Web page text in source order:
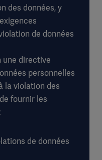
des données, y
de données
une directive
personnelles
la violation des
fournir les
de données